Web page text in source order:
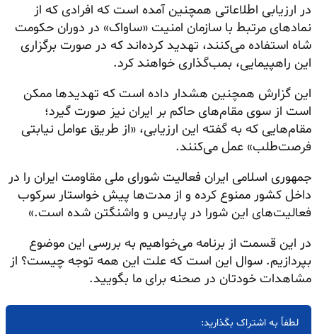
در ارزیابی اطلاعاتی همچنین آمده است که افرادی که از
نمادهای مرتبط با سازمان امنیت «ساواک» در دوران حکومت
شاه استفاده می‌کنند، تهدید کرده‌اند که در صورت برگزاری
این راهپیمایی، بمب‌گذاری خواهند کرد.
این گزارش همچنین هشدار داده است که تهدیدها ممکن
است از سوی مقام‌های حاکم بر ایران نیز صورت گیرد؛
مقام‌هایی که به گفته این ارزیابی، «از طریق عوامل نیابتی
فرصت‌طلب» عمل می‌کنند.
جمهوری اسلامی ایران فعالیت شورای ملی مقاومت ایران را در
داخل کشور ممنوع کرده و از مدت‌ها پیش خواستار سرکوب
فعالیت‌های این شورا در پاریس و واشنگتن شده است.»
در این قسمت از برنامه می‌خواهیم به بررسی این موضوع
بپردازیم. سوال این است که علت این همه توجه چیست؟ از
مشاهدات خودتان در صحنه برای ما بگویید.
لطفاً به اشتراک بگذارید: